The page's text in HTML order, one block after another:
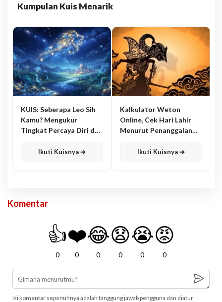
Kumpulan Kuis Menarik
KUIS: Seberapa Leo Sih
Kamu? Mengukur
Tingkat Percaya Diri dan
Ikuti Kuisnya ➔
Kalkulator Weton
Online, Cek Hari Lahir
Menurut Penanggalan
Ikuti Kuisnya ➔
Komentar
👍
0
❤️
0
😂
0
😧
0
😭
0
😡
0
Isi komentar sepenuhnya adalah tanggung jawab pengguna dan diatur